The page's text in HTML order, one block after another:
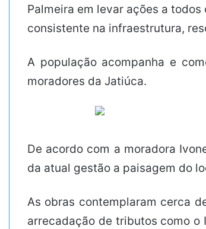
Palmeira em levar ações a
consistente na infraestrutura,
A população acompanha e
moradores da Jatiúca.
De acordo com a moradora
da atual gestão a paisagem do
As obras contemplaram cerca
arrecadação de tributos como o